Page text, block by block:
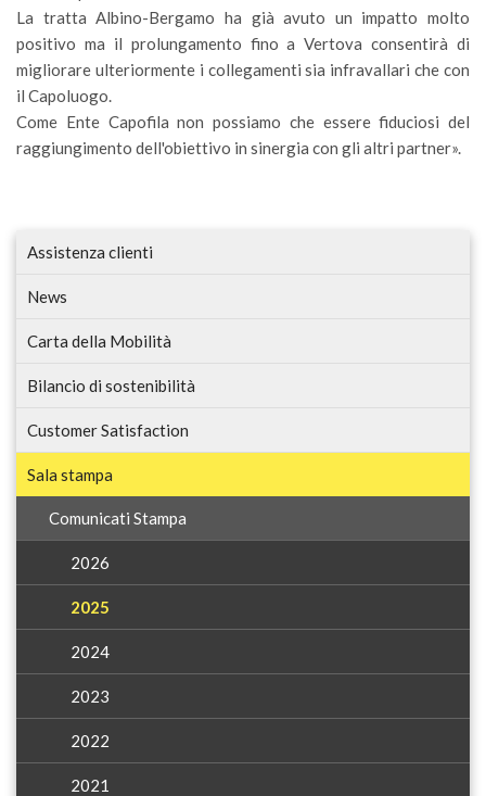
La tratta Albino-Bergamo ha già avuto un impatto molto
positivo ma il prolungamento fino a Vertova consentirà di
migliorare ulteriormente i collegamenti sia infravallari che con
il Capoluogo.
Come Ente Capofila non possiamo che essere fiduciosi del
raggiungimento dell'obiettivo in sinergia con gli altri partner».
Assistenza clienti
News
Carta della Mobilità
Bilancio di sostenibilità
Customer Satisfaction
Sala stampa
Comunicati Stampa
2026
2025
2024
2023
2022
2021